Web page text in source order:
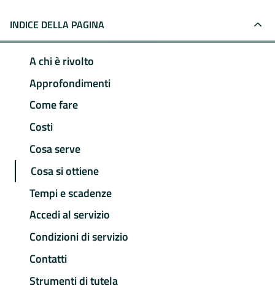
INDICE DELLA PAGINA
A chi è rivolto
Approfondimenti
Come fare
Costi
Cosa serve
Cosa si ottiene
Tempi e scadenze
Accedi al servizio
Condizioni di servizio
Contatti
Strumenti di tutela